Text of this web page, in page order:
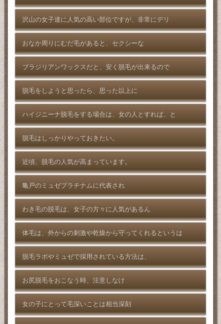
沢山の女子達に人気の高い部位ですが、非常にデリ
おなか周りにむだ毛があると、セクシーな
ブラジリアンワックスだと、安く脱毛が出来るので
脱毛をしようと思ったら、思った以上に
ハイジニーナ脱毛をする場合は、女の人とすれば、と
脱毛はしっかりやっておきたい。
近頃、脱毛の人気が高まっています。
亀戸のミュゼプラチナムに代表され
わき毛の脱毛は、女子の方々に人気があるん
体毛は、外からの刺激や乾燥から守ってくれるというは
脱毛ラボやミュゼで採用されている方法は、
お尻脱毛をおこなう時、注意しなけ
女の子にとって毛深いことは相当深刻